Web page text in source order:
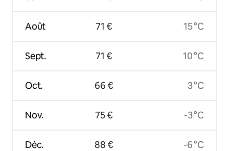
Août
Sept.
Oct.
Nov.
Déc.
71 €
71 €
66 €
75 €
88 €
15 °C
10 °C
3 °C
-3 °C
-6 °C